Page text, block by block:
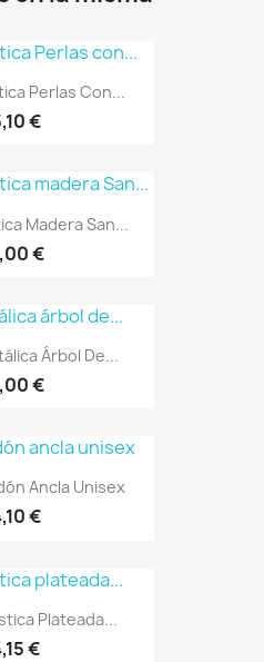
Perlas Con...
€
Madera San...
€
Árbol De...
€
Ancla Unisex
€
Plateada...
€